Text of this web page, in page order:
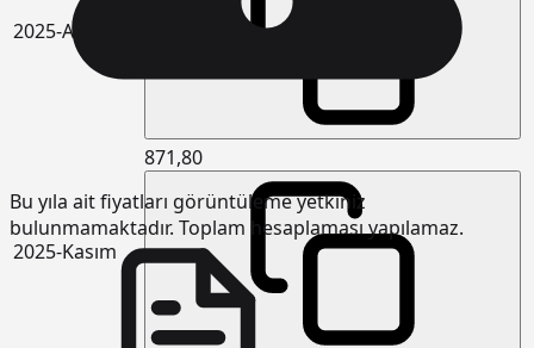
2025-Aralık
2025-Kasım
871,80
Bu yıla ait fiyatları görüntüleme yetkiniz
bulunmamaktadır. Toplam hesaplaması yapılamaz.